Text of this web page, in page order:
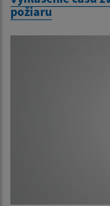
požiaru